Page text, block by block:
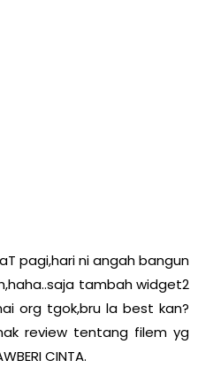
pagi,hari ni angah bangun
tambah widget2
org tgok,bru la best kan?
review tentang filem yg
CINTA.